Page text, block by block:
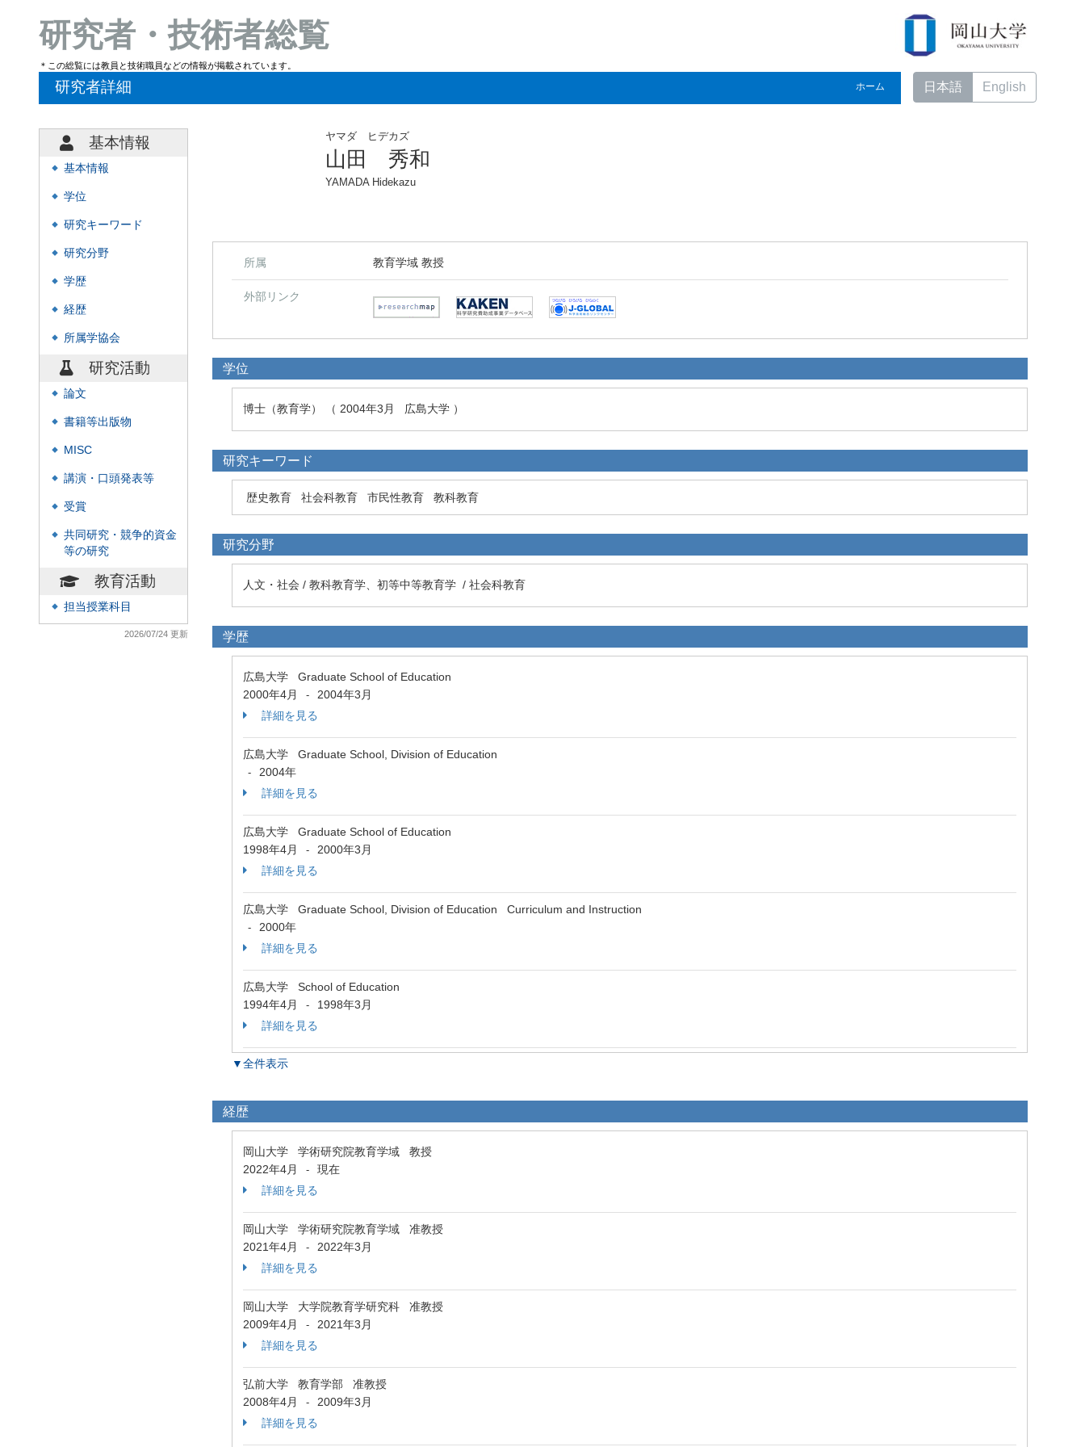
研究者・技術者総覧
＊この総覧には教員と技術職員などの情報が掲載されています。
研究者詳細 ホーム 日本語 English
基本情報
◆ 基本情報
◆ 学位
◆ 研究キーワード
◆ 研究分野
◆ 学歴
◆ 経歴
◆ 所属学協会
研究活動
◆ 論文
◆ 書籍等出版物
◆ MISC
◆ 講演・口頭発表等
◆ 受賞
◆
共同研究・競争的資金
等の研究
教育活動
◆ 担当授業科目
2026/07/24 更新
ヤマダ ヒデカズ
山田 秀和
YAMADA Hidekazu
所属 教育学域 教授
外部リンク
学位
博士（教育学） （ 2004年3月 広島大学 ）
研究キーワード
歴史教育 社会科教育 市民性教育 教科教育
研究分野
人文・社会 / 教科教育学、初等中等教育学 / 社会科教育
学歴
広島大学 Graduate School of Education
2000年4月
-
2004年3月
詳細を見る
広島大学 Graduate School, Division of Education
-
2004年
詳細を見る
広島大学 Graduate School of Education
1998年4月
-
2000年3月
詳細を見る
広島大学 Graduate School, Division of Education Curriculum and Instruction
-
2000年
詳細を見る
広島大学 School of Education
1994年4月
-
1998年3月
詳細を見る
▼全件表示
経歴
岡山大学 学術研究院教育学域 教授
2022年4月
-
現在
詳細を見る
岡山大学 学術研究院教育学域 准教授
2021年4月
-
2022年3月
詳細を見る
岡山大学 大学院教育学研究科 准教授
2009年4月
-
2021年3月
詳細を見る
弘前大学 教育学部 准教授
2008年4月
-
2009年3月
詳細を見る